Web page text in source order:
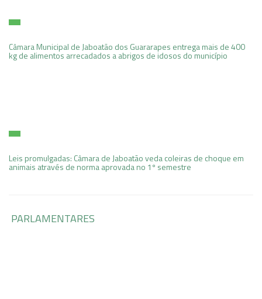
Câmara Municipal de Jaboatão dos Guararapes entrega mais de 400
kg de alimentos arrecadados a abrigos de idosos do município
Leis promulgadas: Câmara de Jaboatão veda coleiras de choque em
animais através de norma aprovada no 1º semestre
PARLAMENTARES